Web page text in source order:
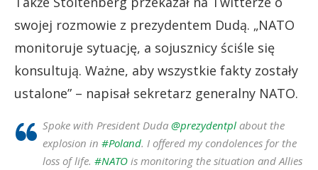
swojej rozmowie z prezydentem Dudą. „NATO
monitoruje sytuację, a sojusznicy ściśle się
konsultują. Ważne, aby wszystkie fakty zostały
ustalone” – napisał sekretarz generalny NATO.
Spoke with President Duda @prezydentpl about the
explosion in #Poland. I offered my condolences for the
loss of life. #NATO is monitoring the situation and Allies